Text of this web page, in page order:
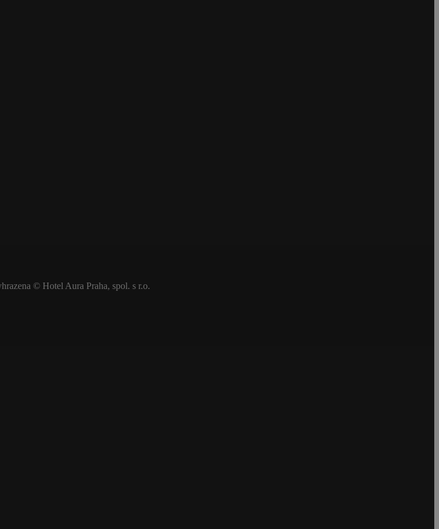
© Hotel Aura Praha, spol. s r.o.